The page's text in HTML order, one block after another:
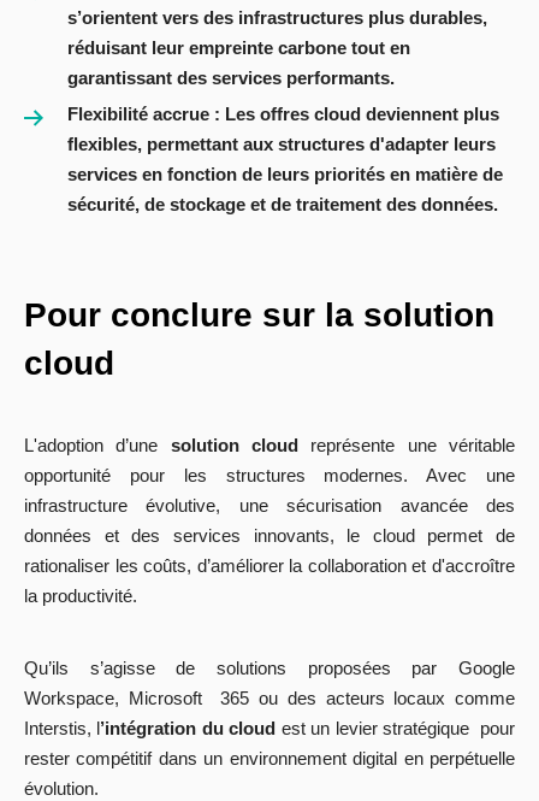
s’orientent vers des infrastructures plus durables,
réduisant leur empreinte carbone tout en
garantissant des services performants.
Flexibilité accrue : Les offres cloud deviennent plus
flexibles, permettant aux structures d'adapter leurs
services en fonction de leurs priorités en matière de
sécurité, de stockage et de traitement des données.
Pour conclure sur la solution
cloud
L'adoption d’une solution cloud représente une véritable
opportunité pour les structures modernes. Avec une
infrastructure évolutive, une sécurisation avancée des
données et des services innovants, le cloud permet de
rationaliser les coûts, d’améliorer la collaboration et d'accroître
la productivité.
Qu’ils s’agisse de solutions proposées par Google
Workspace, Microsoft 365 ou des acteurs locaux comme
Interstis, l’intégration du cloud est un levier stratégique pour
rester compétitif dans un environnement digital en perpétuelle
évolution.